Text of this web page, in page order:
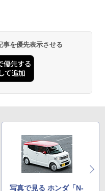
を優先表示させる
写真で見る ホンダ「N-